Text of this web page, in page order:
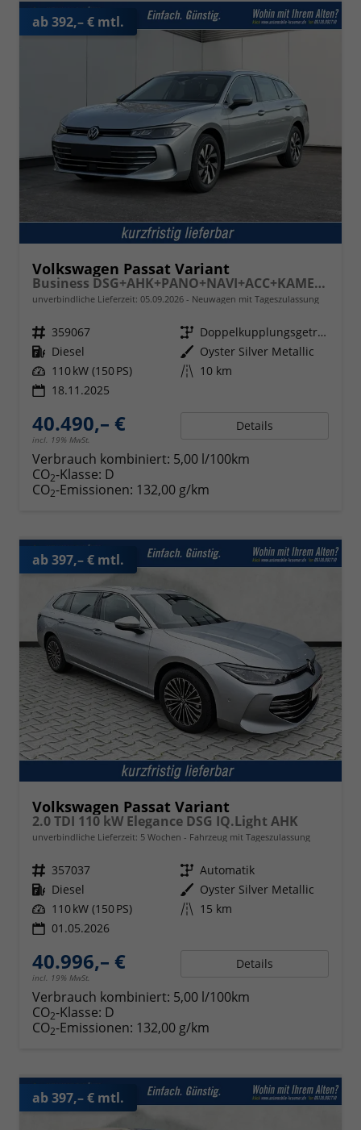
ab 392,– € mtl.
Volkswagen Passat Variant
Business DSG+AHK+PANO+NAVI+ACC+KAMERA+LED+MASSAGE
unverbindliche Lieferzeit: 05.09.2026 Neuwagen mit Tageszulassung
Fahrzeugnr. 359067 Getriebe
Doppelkupplungsgetriebe (DSG)
Kraftstoff Diesel Außenfarbe Oyster Silver Metallic
Leistung 110 kW (150 PS) Kilometerstand 10 km
18.11.2025
40.490,– €
incl. 19% MwSt.
Details
Verbrauch kombiniert: 5,00 l/100km
CO2-Klasse: D
CO2-Emissionen: 132,00 g/km
ab 397,– € mtl.
Volkswagen Passat Variant
2.0 TDI 110 kW Elegance DSG IQ.Light AHK
unverbindliche Lieferzeit: 5 Wochen Fahrzeug mit Tageszulassung
Fahrzeugnr. 357037 Getriebe Automatik
Kraftstoff Diesel Außenfarbe Oyster Silver Metallic
Leistung 110 kW (150 PS) Kilometerstand 15 km
01.05.2026
40.996,– €
incl. 19% MwSt.
Details
Verbrauch kombiniert: 5,00 l/100km
CO2-Klasse: D
CO2-Emissionen: 132,00 g/km
ab 397,– € mtl.